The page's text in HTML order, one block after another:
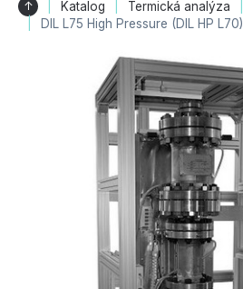
↑ Katalog Termická analýza
DIL L75 High Pressure (DIL HP L70)